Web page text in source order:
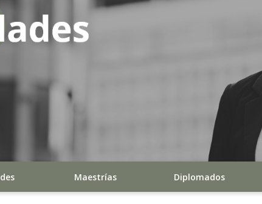
Maestrías Diplomados